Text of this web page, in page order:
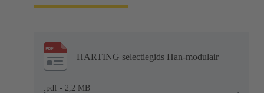
HARTING selectiegids Han-modulair
.pdf - 2,2 MB